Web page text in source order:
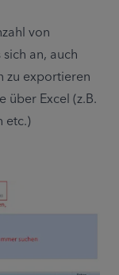
von
an, auch
zu exportieren
über Excel (z.B.
etc.)